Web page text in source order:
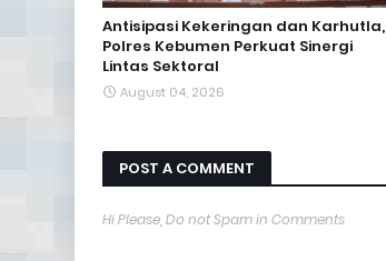
Antisipasi Kekeringan dan Karhutla,
Polres Kebumen Perkuat Sinergi
Lintas Sektoral
August 04, 2026
POST A COMMENT
Hi Please, Do not Spam in Comments